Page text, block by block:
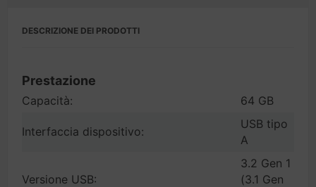
DESCRIZIONE DEI PRODOTTI
Prestazione
Capacità: 64 GB
Interfaccia dispositivo:
USB tipo
A
Versione USB:
3.2 Gen 1
(3.1 Gen